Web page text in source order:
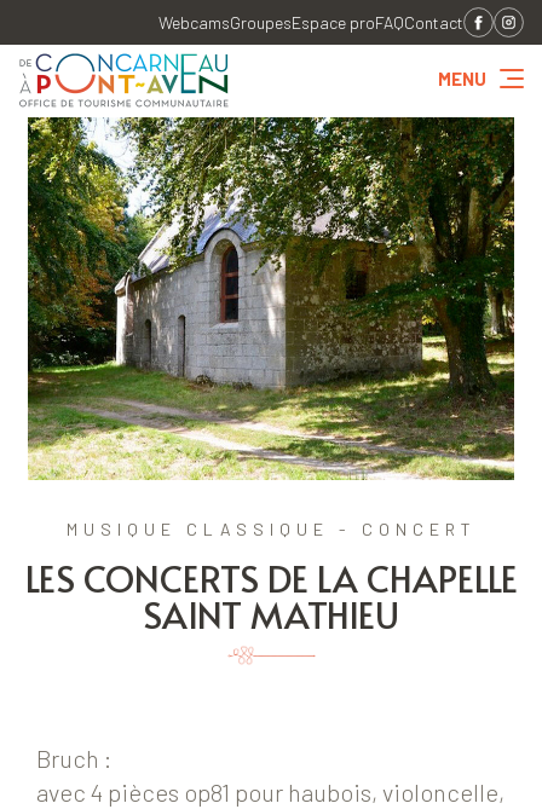
WebcamsGroupesEspace proFAQContact
MENU
MUSIQUE CLASSIQUE - CONCERT
LES CONCERTS DE LA CHAPELLE
SAINT MATHIEU
Bruch :
avec 4 pièces op81 pour haubois, violoncelle,